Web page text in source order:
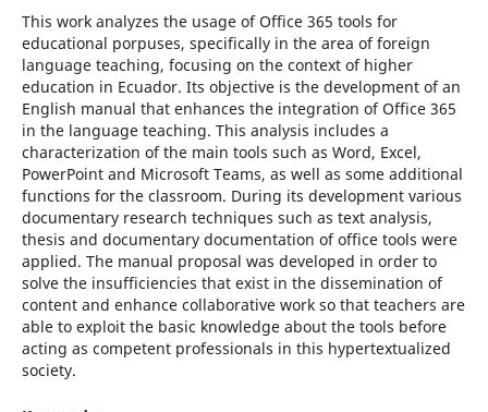
This work analyzes the usage of Office 365 tools for
educational porpuses, specifically in the area of foreign
language teaching, focusing on the context of higher
education in Ecuador. Its objective is the development of an
English manual that enhances the integration of Office 365
in the language teaching. This analysis includes a
characterization of the main tools such as Word, Excel,
PowerPoint and Microsoft Teams, as well as some additional
functions for the classroom. During its development various
documentary research techniques such as text analysis,
thesis and documentary documentation of office tools were
applied. The manual proposal was developed in order to
solve the insufficiencies that exist in the dissemination of
content and enhance collaborative work so that teachers are
able to exploit the basic knowledge about the tools before
acting as competent professionals in this hypertextualized
society.